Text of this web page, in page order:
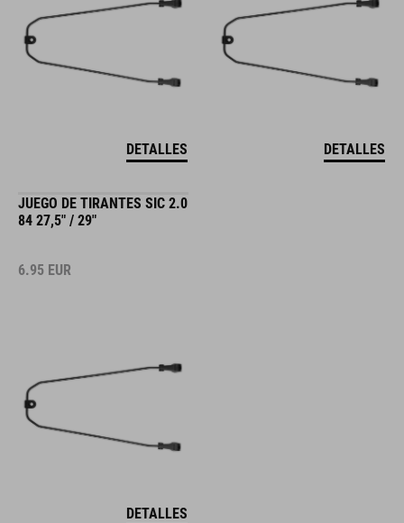
DETALLES DETALLES
JUEGO DE TIRANTES SIC 2.0
84 27,5" / 29"
6.95 EUR
DETALLES